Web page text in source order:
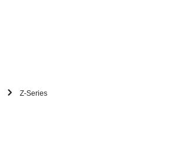
Z-Series